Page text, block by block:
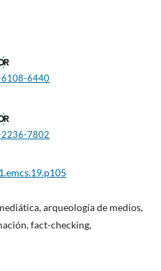
6108-6440
7802
arqueología de medios,
fact-checking,